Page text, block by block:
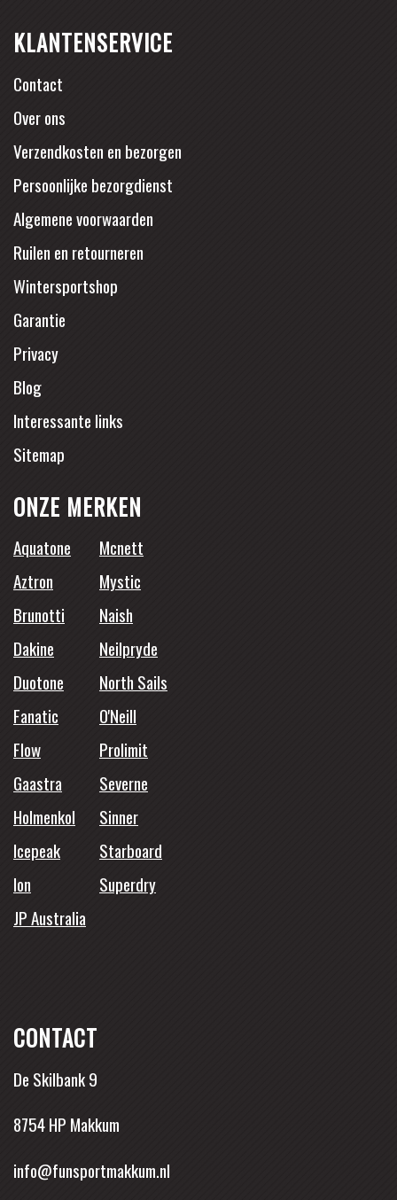
KLANTENSERVICE
Contact
Over ons
Verzendkosten en bezorgen
Persoonlijke bezorgdienst
Algemene voorwaarden
Ruilen en retourneren
Wintersportshop
Garantie
Privacy
Blog
Interessante links
Sitemap
ONZE MERKEN
Aquatone
Mcnett
Aztron
Mystic
Brunotti
Naish
Dakine
Neilpryde
Duotone
North Sails
Fanatic
O'Neill
Flow
Prolimit
Gaastra
Severne
Holmenkol
Sinner
Icepeak
Starboard
Ion
Superdry
JP Australia
CONTACT
De Skilbank 9
8754 HP Makkum
info@funsportmakkum.nl